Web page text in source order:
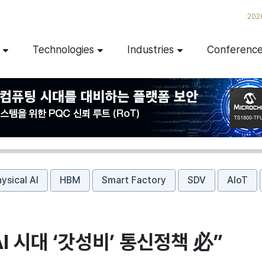
Technologies Industries
AI HBM Smart Factory SDV AIoT
대 ‘갓성비’ 통신정책 必”